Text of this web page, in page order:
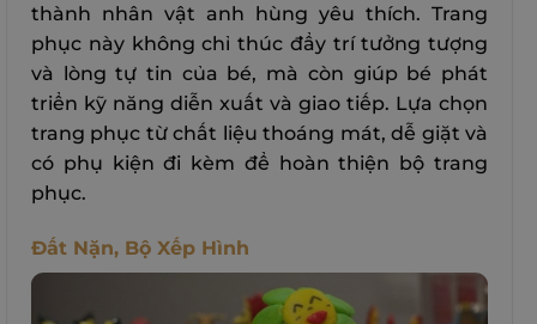
thành nhân vật anh hùng yêu thích. Trang
phục này không chỉ thúc đẩy trí tưởng tượng
và lòng tự tin của bé, mà còn giúp bé phát
triển kỹ năng diễn xuất và giao tiếp. Lựa chọn
trang phục từ chất liệu thoáng mát, dễ giặt và
có phụ kiện đi kèm để hoàn thiện bộ trang
phục.
Đất Nặn, Bộ Xếp Hình